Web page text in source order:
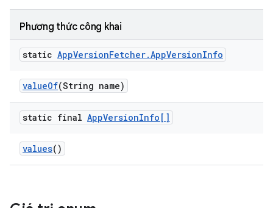
Phương thức công khai
static AppVersionFetcher.AppVersionInfo
valueOf(String name)
static final AppVersionInfo[]
values()